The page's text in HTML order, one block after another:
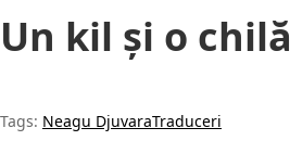
Un kil și o chilă
Tags: Neagu DjuvaraTraduceri